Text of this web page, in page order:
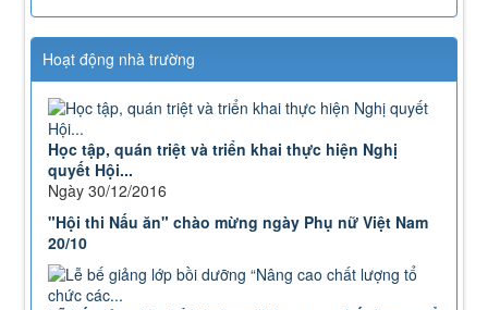
Hoạt động nhà trường
Học tập, quán triệt và triển khai thực hiện Nghị
quyết Hội...
Ngày 30/12/2016
"Hội thi Nấu ăn" chào mừng ngày Phụ nữ Việt Nam
20/10